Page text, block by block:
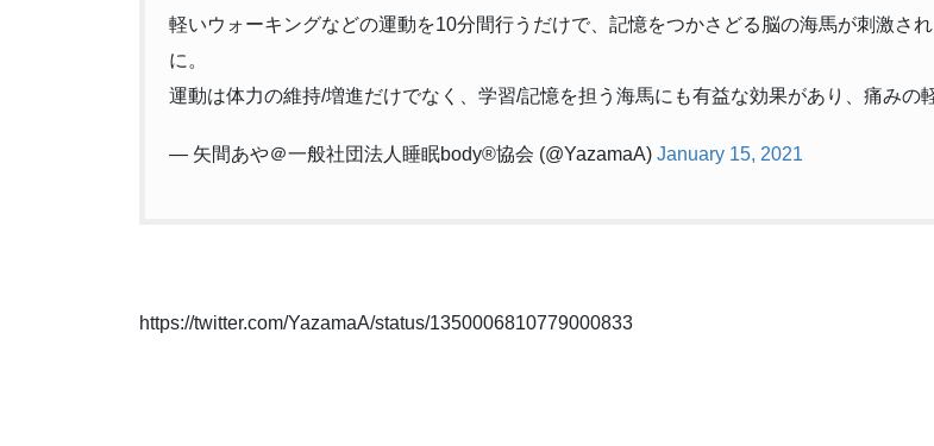
軽いウォーキングなどの運動を10分間行うだけで、記憶をつかさどる脳の海馬が刺激さ
に。
運動は体力の維持/増進だけでなく、学習/記憶を担う海馬にも有益な効果があり、痛みの
— 矢間あや＠一般社団法人睡眠body®協会 (@YazamaA) January 15, 2021
https://twitter.com/YazamaA/status/1350006810779000833